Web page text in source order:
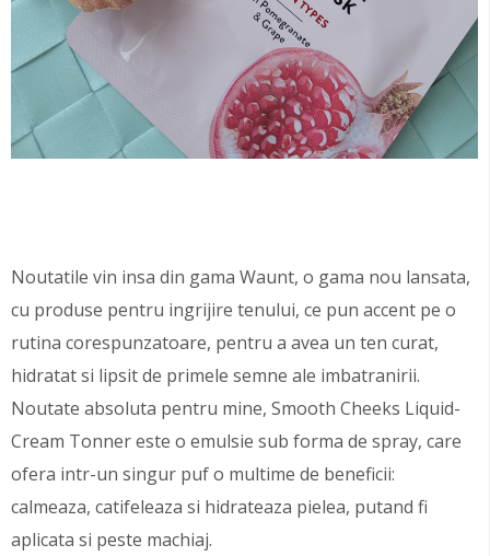
Noutatile vin insa din gama Waunt, o gama nou lansata,
cu produse pentru ingrijire tenului, ce pun accent pe o
rutina corespunzatoare, pentru a avea un ten curat,
hidratat si lipsit de primele semne ale imbatranirii.
Noutate absoluta pentru mine, Smooth Cheeks Liquid-
Cream Tonner este o emulsie sub forma de spray, care
ofera intr-un singur puf o multime de beneficii:
calmeaza, catifeleaza si hidrateaza pielea, putand fi
aplicata si peste machiaj.